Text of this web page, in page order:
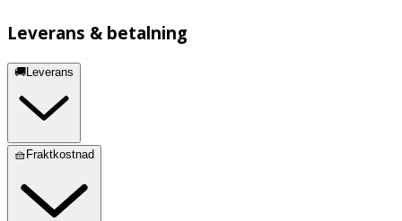
Leverans & betalning
🚚Leverans
🧺Fraktkostnad